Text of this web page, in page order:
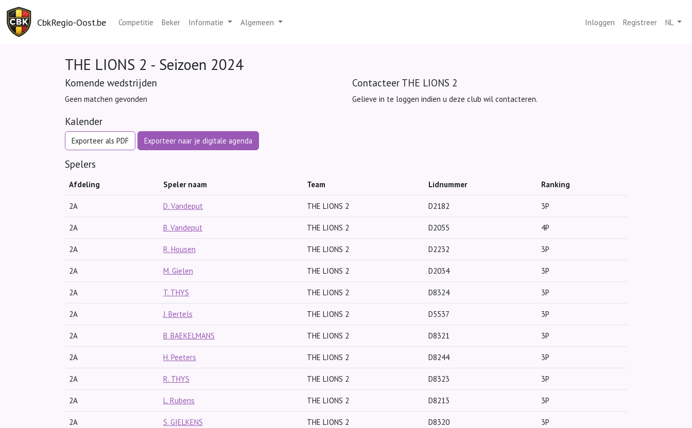
CbkRegio-Oost.be Competitie Beker Informatie Algemeen Inloggen Registreer NL
THE LIONS 2 - Seizoen 2024
Komende wedstrijden
Geen matchen gevonden
Contacteer THE LIONS 2
Gelieve in te loggen indien u deze club wil contacteren.
Kalender
Exporteer als PDF Exporteer naar je digitale agenda
Spelers
Afdeling Speler naam Team Lidnummer Ranking
2A D. Vandeput THE LIONS 2 D2182 3P
2A B. Vandeput THE LIONS 2 D2055 4P
2A R. Housen THE LIONS 2 D2232 3P
2A M. Gielen THE LIONS 2 D2034 3P
2A T. THYS THE LIONS 2 D8324 3P
2A J. Bertels THE LIONS 2 D5537 3P
2A B. BAEKELMANS THE LIONS 2 D8321 3P
2A H. Peeters THE LIONS 2 D8244 3P
2A R. THYS THE LIONS 2 D8323 3P
2A L. Rubens THE LIONS 2 D8213 3P
2A S. GIELKENS THE LIONS 2 D8320 3P